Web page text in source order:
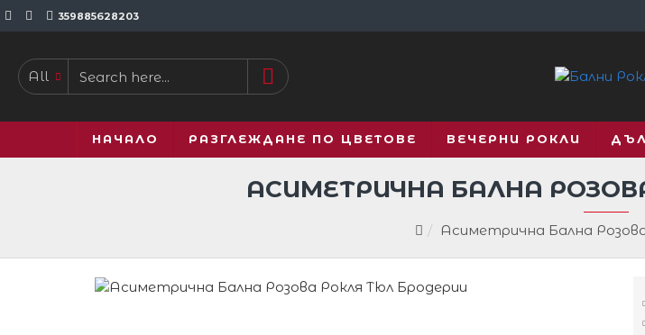
359885628203
All
НАЧАЛО РАЗГЛЕЖДАНЕ ПО ЦВЕТОВЕ ВЕЧЕРНИ РОКЛИ
Асиметрична Бална
АСИМЕТРИЧНА БАЛНА